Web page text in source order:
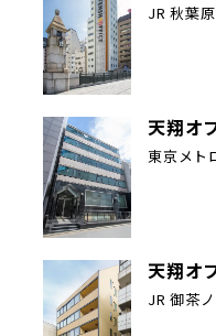
JR 秋葉
天翔オ
東京メト
天翔オ
JR 御茶